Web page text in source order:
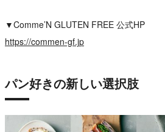
▼Comme’N GLUTEN FREE 公式HP
https://commen-gf.jp
パン好きの新しい選択肢